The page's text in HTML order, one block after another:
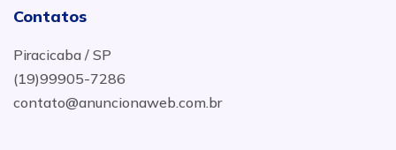
Contatos
Piracicaba / SP
(19)99905-7286
contato@anuncionaweb.com.br